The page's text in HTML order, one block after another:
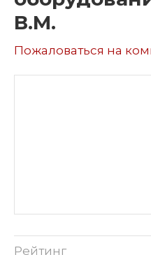
В.М.
Пожаловаться на
Рейтинг